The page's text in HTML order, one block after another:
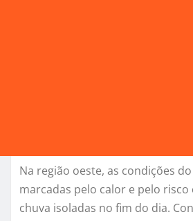
Na região oeste, as condições
marcadas pelo calor e pelo risco
chuva isoladas no fim do dia.